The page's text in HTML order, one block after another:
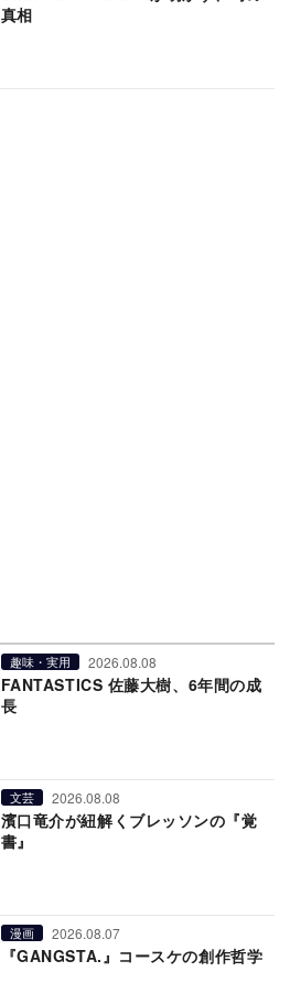
真相
趣味・実用 2026.08.08
FANTASTICS 佐藤大樹、6年間の成
長
文芸 2026.08.08
濱口竜介が紐解くブレッソンの『覚
書』
漫画 2026.08.07
『GANGSTA.』コースケの創作哲学